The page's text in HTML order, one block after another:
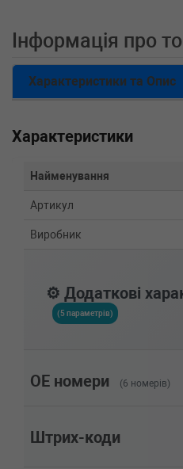
Інформація про
Характеристики та Опис
Характеристики
Найменування
Артикул
Виробник
⚙️ Додаткові
(5 параметрів)
OE номери (6 номерів)
Штрих-коди